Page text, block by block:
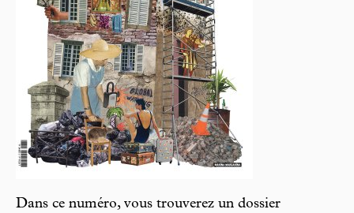
Dans ce numéro, vous trouverez un dossier